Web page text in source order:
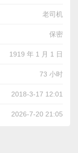
老司机
保密
1919 年 1 月 1 日
73 小时
2018-3-17 12:01
2026-7-20 21:05